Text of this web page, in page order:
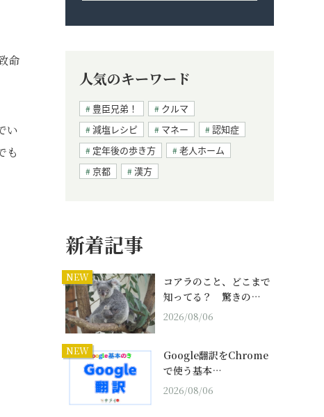
命
い
も
人気のキーワード
豊臣兄弟！
クルマ
減塩レシピ
マネー
認知症
定年後の歩き方
老人ホーム
京都
漢方
新着記事
NEW
コアラのこと、どこまで
知ってる？ 驚きの…
2026/08/06
NEW
Google翻訳をChrome
で使う基本…
2026/08/06